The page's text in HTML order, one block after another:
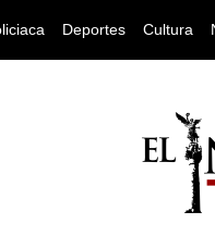
Deportes Cultura